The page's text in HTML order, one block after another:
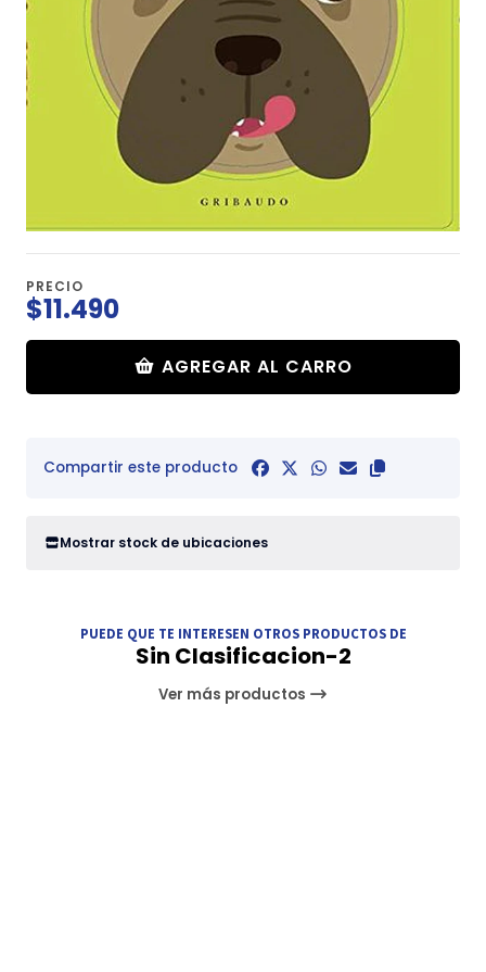
PRECIO
$11.490
AGREGAR AL CARRO
Compartir este producto
Mostrar stock de ubicaciones
PUEDE QUE TE INTERESEN OTROS PRODUCTOS DE
Sin Clasificacion-2
Ver más productos